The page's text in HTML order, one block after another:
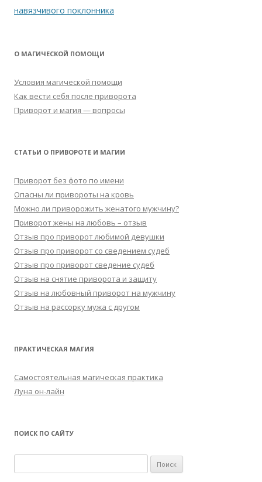
по
навязчивого поклонника
О МАГИЧЕСКОЙ ПОМОЩИ
Условия магической помощи
Как вести себя после приворота
Приворот и магия — вопросы
СТАТЬИ О ПРИВОРОТЕ И МАГИИ
Приворот без фото по имени
Опасны ли привороты на кровь
Можно ли приворожить женатого мужчину?
Приворот жены на любовь – отзыв
Отзыв про приворот любимой девушки
Отзыв про приворот со сведением судеб
Отзыв про приворот сведение судеб
Отзыв на снятие приворота и защиту
Отзыв на любовный приворот на мужчину
Отзыв на рассорку мужа с другом
ПРАКТИЧЕСКАЯ МАГИЯ
Самостоятельная магическая практика
Луна он-лайн
ПОИСК ПО САЙТУ